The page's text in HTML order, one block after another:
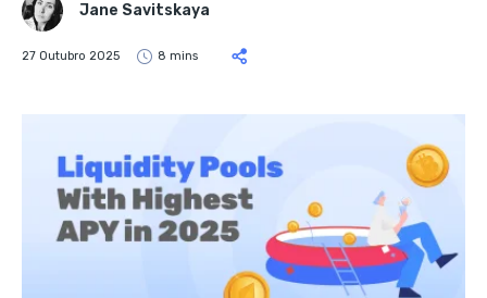
Jane Savitskaya
27 Outubro 2025 8 mins